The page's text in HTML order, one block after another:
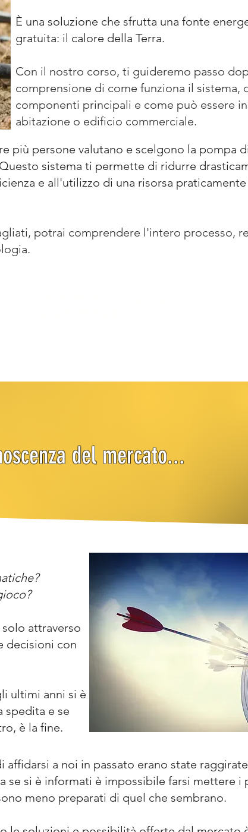
È una soluzione che sfrutta una fonte
gratuita: il calore della Terra.
Con il nostro corso, ti guideremo passo
comprensione di come funziona il sistema,
componenti principali e come può essere
abitazione o edificio commerciale.
più persone valutano e scelgono la pompa
sistema ti permette di ridurre
e all'utilizzo di una risorsa
potrai comprendere l'intero processo,
del mercato...
attraverso
decisioni con
ultimi anni si è
spedita e se
è la fine.
affidarsi a noi in passato erano state
se si è informati è impossibile farsi mettere i
meno preparati di quel che sembrano.